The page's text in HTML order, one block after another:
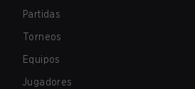
Partidas
Torneos
Equipos
Jugadores